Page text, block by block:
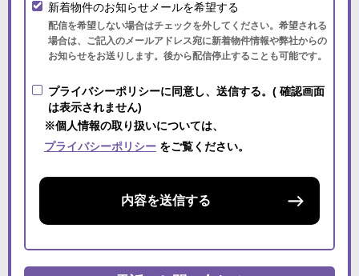
新着物件のお知らせメールを希望する
配信を希望しない場合はチェックを外してください。希望される
場合は、ご記入のメールアドレス宛に新着物件情報や弊社からの
お知らせをお送りします。後から配信停止することも可能です。
プライバシーポリシーに同意し、送信する。( 確認画面
は表示されません)
※個人情報の取り扱いについては、
プライバシーポリシー をご覧ください。
内容を送信する